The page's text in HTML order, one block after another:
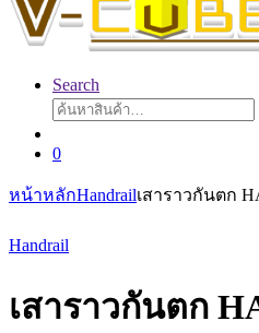
Search
ค้นหา:
0
หน้าหลักHandrailเสาราวกันตก
Handrail
เสาราวกันตก